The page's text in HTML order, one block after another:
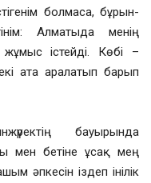
болмаса, бұрын-
Алматыда менің
істейді. Көбі –
ата аралатып барып
бауырында
мен бетіне ұсақ мең
әпкесін іздеп інілік